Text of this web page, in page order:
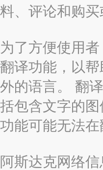
料、评论和购
为了方便使用
翻译功能，以
外的语言。 翻
括包含文字的
功能可能无法在
阿斯达克网络